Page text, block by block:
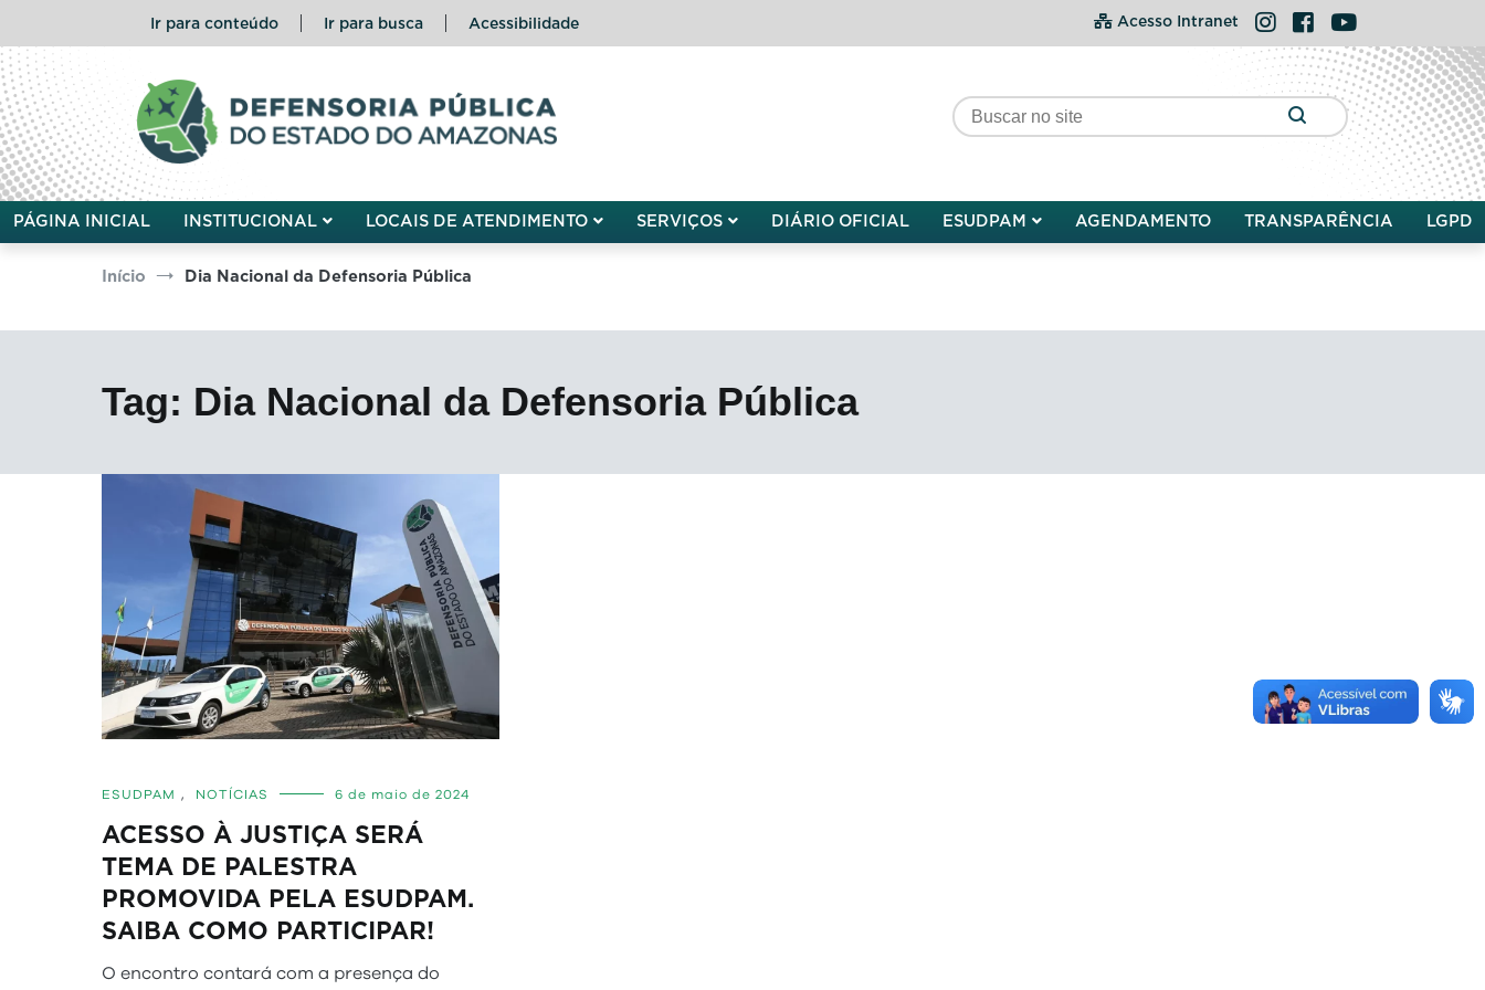
o
conteúdo
Ir para conteúdo Ir para busca Acessibilidade Acesso Intranet Instagram
FacebookYouTube
Defensoria Pública do Estado do Amazonas
PÁGINA INICIAL INSTITUCIONAL LOCAIS DE ATENDIMENTO SERVIÇOS DIÁRIO OFICIAL ESUDPAM AGENDAMENTO TRANSPARÊNCIA LGPD
Início Dia Nacional da Defensoria Pública
Tag: Dia Nacional da Defensoria Pública
ESUDPAM , NOTÍCIAS 6 de maio de 2024
ACESSO À JUSTIÇA SERÁ
TEMA DE PALESTRA
PROMOVIDA PELA ESUDPAM.
SAIBA COMO PARTICIPAR!
O encontro contará com a presença do